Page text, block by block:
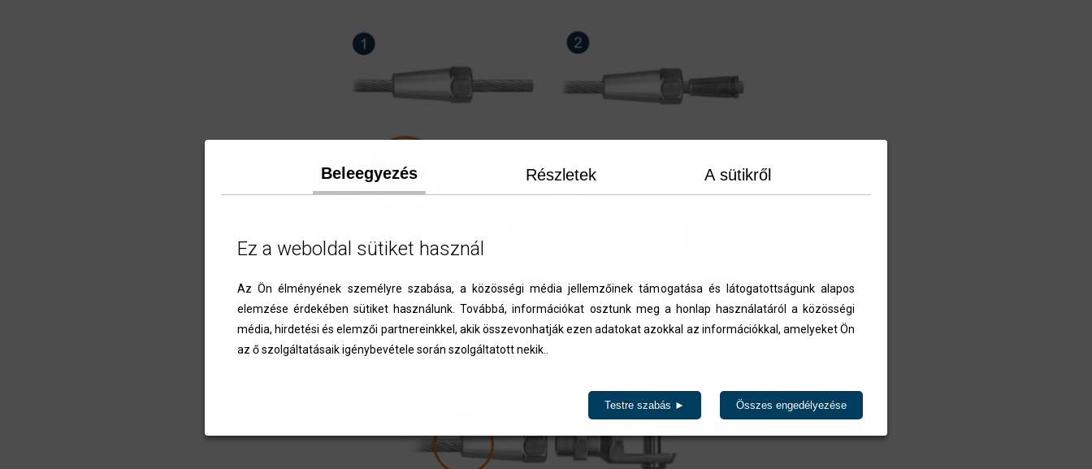
Beleegyezés Részletek A sütikről
Ez a weboldal sütiket használ
Az Ön élményének személyre szabása, a közösségi média jellemzőinek támogatása és látogatottságunk alapos
elemzése érdekében sütiket használunk. Továbbá, információkat osztunk meg a honlap használatáról a közösségi
média, hirdetési és elemzői partnereinkkel, akik összevonhatják ezen adatokat azokkal az információkkal, amelyeket Ön
az ő szolgáltatásaik igénybevétele során szolgáltatott nekik..
Testre szabás ► Összes engedélyezése